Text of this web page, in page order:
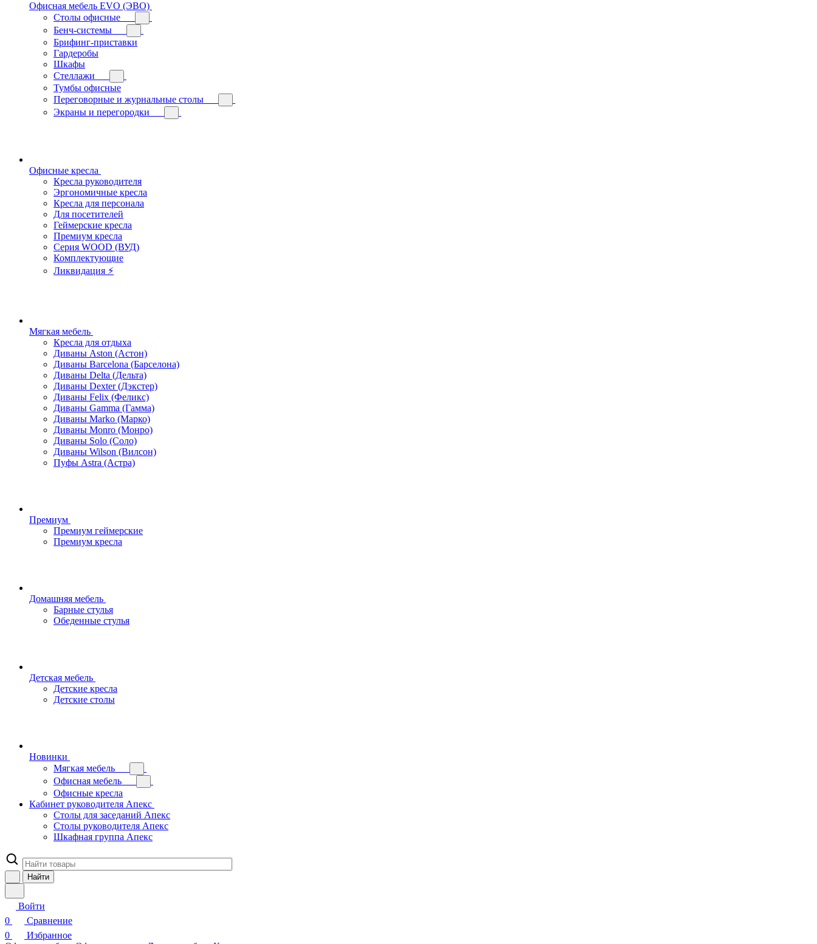
Офисная мебель EVO (ЭВО)
Cтолы офисные
Бенч-системы
Брифинг-приставки
Гардеробы
Шкафы
Стеллажи
Тумбы офисные
Переговорные и журнальные столы
Экраны и перегородки
Офисные кресла
Кресла руководителя
Эргономичные кресла
Кресла для персонала
Для посетителей
Геймерские кресла
Премиум кресла
Серия WOOD (ВУД)
Комплектующие
Ликвидация ⚡
Мягкая мебель
Кресла для отдыха
Диваны Aston (Астон)
Диваны Barcelona (Барселона)
Диваны Delta (Дельта)
Диваны Dexter (Дэкстер)
Диваны Felix (Феликс)
Диваны Gamma (Гамма)
Диваны Marko (Марко)
Диваны Monro (Монро)
Диваны Solo (Соло)
Диваны Wilson (Вилсон)
Пуфы Astra (Астра)
Премиум
Премиум геймерские
Премиум кресла
Домашняя мебель
Барные стулья
Обеденные стулья
Детская мебель
Детские кресла
Детские столы
Новинки
Мягкая мебель
Офисная мебель
Офисные кресла
Кабинет руководителя Апекс
Столы для заседаний Апекс
Столы руководителя Апекс
Шкафная группа Апекс
Найти
Войти
0
Сравнение
0
Избранное